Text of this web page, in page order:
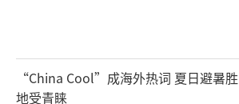
“China Cool”成海外热词 夏日避暑胜
地受青睐